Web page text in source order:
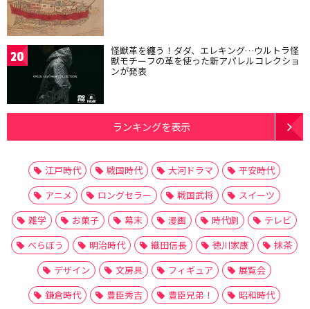
20 怪獣革を纏う！ダダ、エレキング…ウルトラ怪
獣モチーフの革を使った新アパレルコレクショ
ンが発表
ランキングを表示
江戸時代 戦国時代 大河ドラマ
平安時代
アニメ
ロングセラー 戦国武将
スイーツ
雑学
お菓子 幕末 漫画 時代劇
テレビ
べらぼう
明治時代 織田信長 徳川家康
抹茶
デザイン
文房具 フィギュア
展覧会
鎌倉時代
豊臣秀吉 豊臣兄弟！
昭和時代